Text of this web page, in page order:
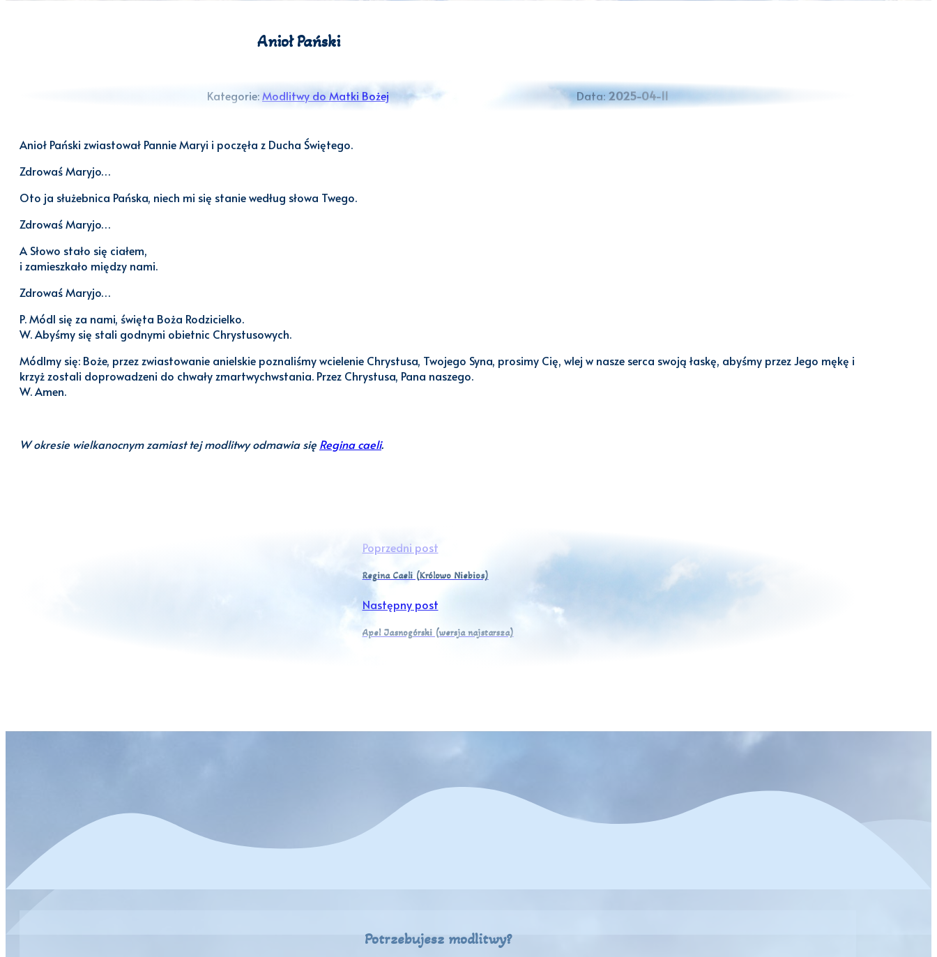
Anioł Pański
Kategorie:Modlitwy do Matki Bożej Data: 2025-04-11
Anioł Pański zwiastował Pannie Maryi i poczęła z Ducha Świętego.
Zdrowaś Maryjo…
Oto ja służebnica Pańska, niech mi się stanie według słowa Twego.
Zdrowaś Maryjo…
A Słowo stało się ciałem,
i zamieszkało między nami.
Zdrowaś Maryjo…
P. Módl się za nami, święta Boża Rodzicielko.
W. Abyśmy się stali godnymi obietnic Chrystusowych.
Módlmy się: Boże, przez zwiastowanie anielskie poznaliśmy wcielenie Chrystusa, Twojego Syna, prosimy Cię, wlej w nasze serca swoją łaskę, abyśmy przez Jego mękę i
krzyż zostali doprowadzeni do chwały zmartwychwstania. Przez Chrystusa, Pana naszego.
W. Amen.
W okresie wielkanocnym zamiast tej modlitwy odmawia się Regina caeli.
Poprzedni post
Regina Caeli (Królowo Niebios)
Następny post
Apel Jasnogórski (wersja najstarsza)
Potrzebujesz modlitwy?